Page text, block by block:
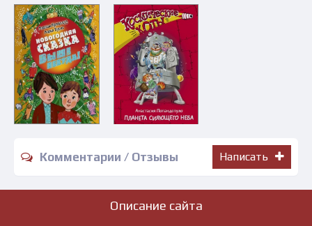
Комментарии / Отзывы Написать
Описание сайта